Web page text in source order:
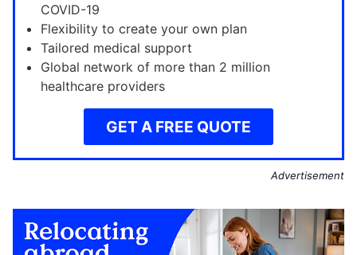
COVID-19
Flexibility to create your own plan
Tailored medical support
Global network of more than 2 million
healthcare providers
GET A FREE QUOTE
Advertisement